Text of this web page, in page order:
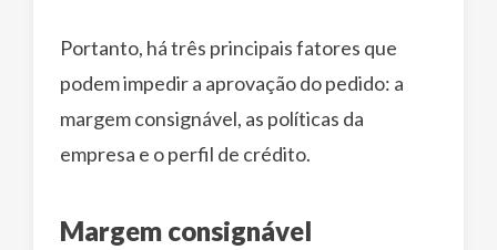
Portanto, há três principais fatores que
podem impedir a aprovação do pedido: a
margem consignável, as políticas da
empresa e o perfil de crédito.
Margem consignável